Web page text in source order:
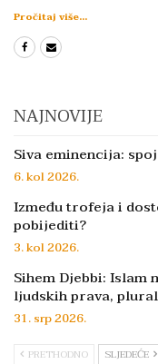
Pročitaj više...
NAJNOVIJE
Siva eminencija:
6. kol 2026.
Između trofeja i
pobijediti?
3. kol 2026.
Sihem Djebbi:
ljudskih prava,
31. srp 2026.
PRETHODNO SLJEDEĆE